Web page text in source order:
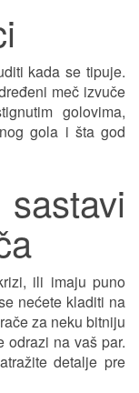
kada se tipuje.
meč izvuče
golovima,
gola i šta god
ili imaju puno
nećete kladiti na
za neku bitniju
odrazi na vaš par.
detalje pre